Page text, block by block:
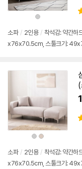
상
품
상
소파 / 2인용 / 착석감: 약간하
x76x70.5cm, 스툴크기:
상
품
색
상
상
품
상
(
소파 / 2인용 / 착석감: 약간하
x76x70.5cm, 스툴크기: